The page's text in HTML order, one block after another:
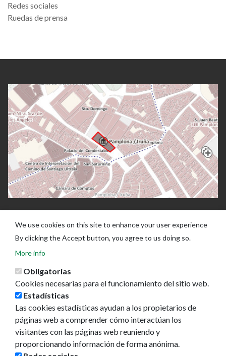
Redes sociales
Ruedas de prensa
Ayuntamiento de Pamplona
Plaza Consistorial, s/n
31001 - Pamplona
948 420 100
We use cookies on this site to enhance your user experience
By clicking the Accept button, you agree to us doing so.
More info
Obligatorias
Cookies necesarias para el funcionamiento del sitio web.
Estadísticas
Las cookies estadísticas ayudan a los propietarios de
páginas web a comprender cómo interactúan los
visitantes con las páginas web reuniendo y
proporcionando información de forma anónima.